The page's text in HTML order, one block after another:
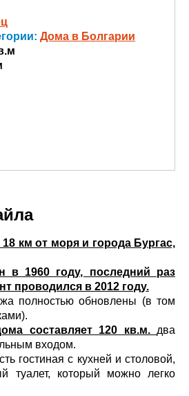
Дома в Болгарии
км от моря и города Бургас,
в 1960 году, последний раз
проводился в 2012 году.
полностью обновлены (в том
составляет 120 кв.м. два
входом.
гостиная с кухней и столовой,
туалет, который можно легко